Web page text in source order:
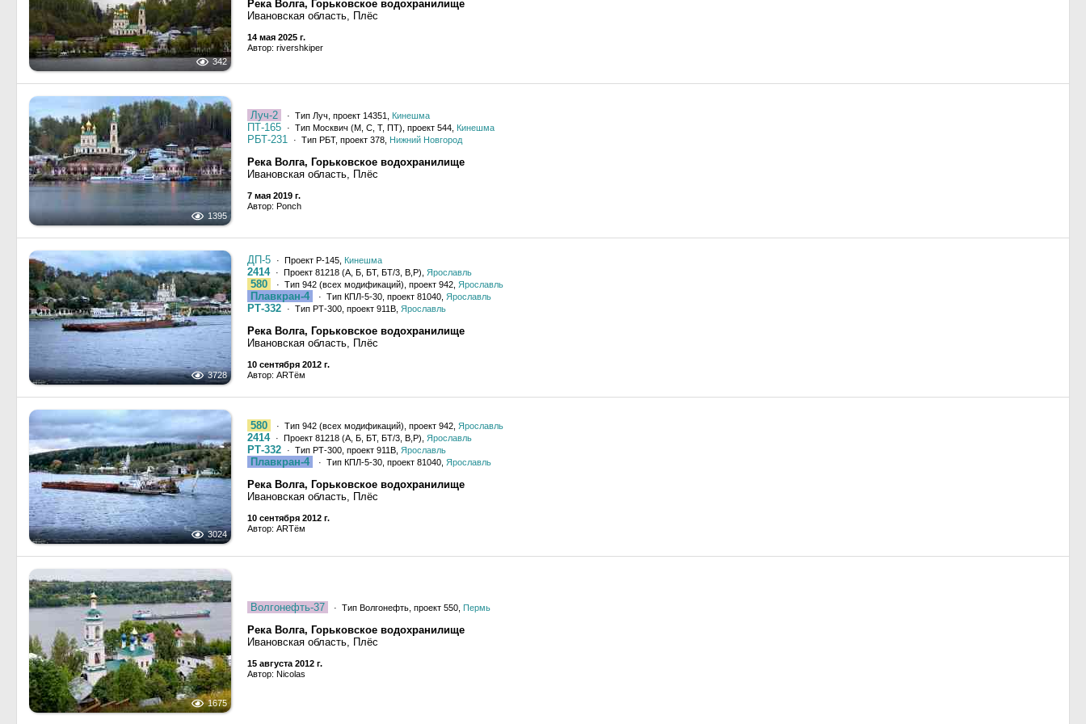
342
Река Волга, Горьковское водохранилище
Ивановская область, Плёс
14 мая 2025 г.
Автор: rivershkiper
1395
Луч-2 · Тип Луч, проект 14351, Кинешма
ПТ-165 · Тип Москвич (М, С, Т, ПТ), проект 544, Кинешма
РБТ-231 · Тип РБТ, проект 378, Нижний Новгород
Река Волга, Горьковское водохранилище
Ивановская область, Плёс
7 мая 2019 г.
Автор: Ponch
3728
ДП-5 · Проект Р-145, Кинешма
2414 · Проект 81218 (А, Б, БТ, БТ/3, В,Р), Ярославль
580 · Тип 942 (всех модификаций), проект 942, Ярославль
Плавкран-4 · Тип КПЛ-5-30, проект 81040, Ярославль
РТ-332 · Тип РТ-300, проект 911В, Ярославль
Река Волга, Горьковское водохранилище
Ивановская область, Плёс
10 сентября 2012 г.
Автор: ARTём
3024
580 · Тип 942 (всех модификаций), проект 942, Ярославль
2414 · Проект 81218 (А, Б, БТ, БТ/3, В,Р), Ярославль
РТ-332 · Тип РТ-300, проект 911В, Ярославль
Плавкран-4 · Тип КПЛ-5-30, проект 81040, Ярославль
Река Волга, Горьковское водохранилище
Ивановская область, Плёс
10 сентября 2012 г.
Автор: ARTём
1675
Волгонефть-37 · Тип Волгонефть, проект 550, Пермь
Река Волга, Горьковское водохранилище
Ивановская область, Плёс
15 августа 2012 г.
Автор: Nicolas